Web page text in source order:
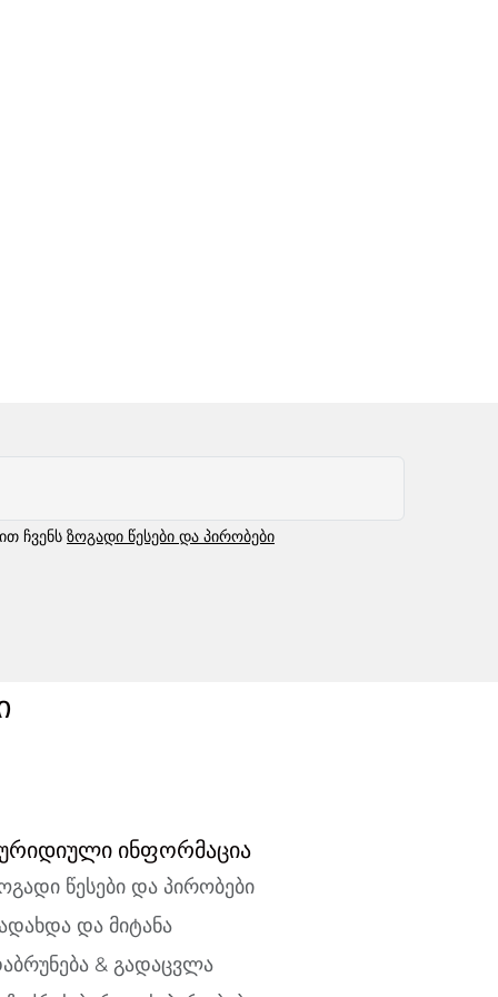
ჩვენს ზოგადი წესები და პირობები
ინფორმაცია
წესები და პირობები
და მიტანა
& გადაცვლა